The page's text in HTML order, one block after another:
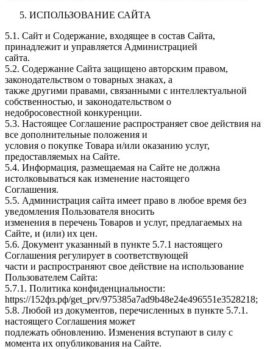
ИСПОЛЬЗОВАНИЕ САЙТА
5.1. Сайт и Содержание, входящее в состав Сайта,
принадлежит и управляется Администрацией
сайта.
5.2. Содержание Сайта защищено авторским правом,
законодательством о товарных знаках, а
также другими правами, связанными с интеллектуальной
собственностью, и законодательством о
недобросовестной конкуренции.
5.3. Настоящее Соглашение распространяет свое действия на
все дополнительные положения и
условия о покупке Товара и/или оказанию услуг,
предоставляемых на Сайте.
5.4. Информация, размещаемая на Сайте не должна
истолковываться как изменение настоящего
Соглашения.
5.5. Администрация сайта имеет право в любое время без
уведомления Пользователя вносить
изменения в перечень Товаров и услуг, предлагаемых на
Сайте, и (или) их цен.
5.6. Документ указанный в пункте 5.7.1 настоящего
Соглашения регулирует в соответствующей
части и распространяют свое действие на использование
Пользователем Сайта:
5.7.1. Политика конфиденциальности:
https://152фз.рф/get_prv/975385a7ad9b48e24e496551e3528218;
5.8. Любой из документов, перечисленных в пункте 5.7.1.
настоящего Соглашения может
подлежать обновлению. Изменения вступают в силу с
момента их опубликования на Сайте.